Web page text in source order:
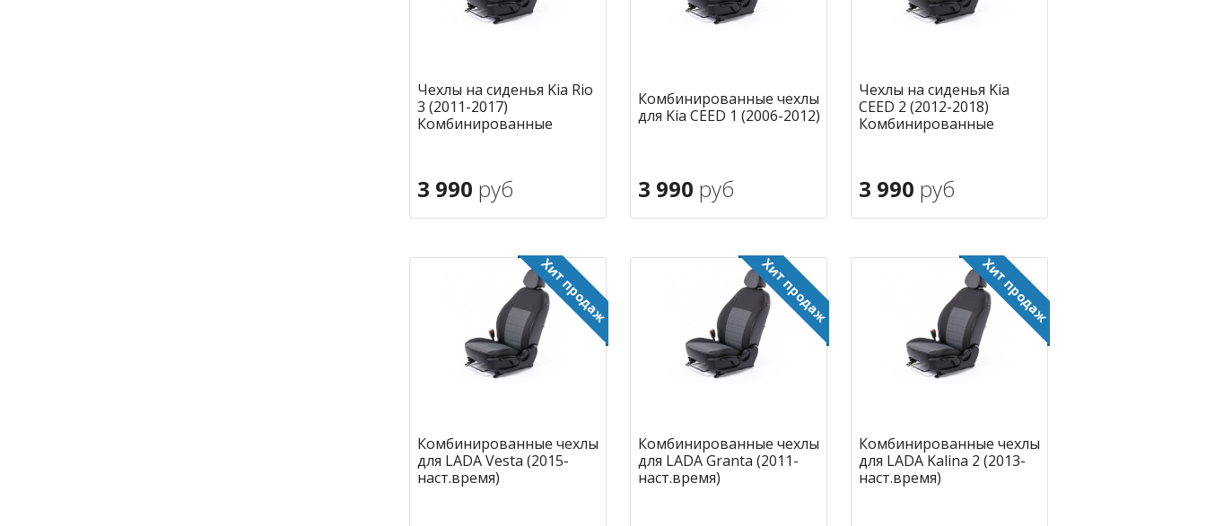
Чехлы на сиденья Kia Rio
3 (2011-2017)
Комбинированные
3 990 руб
Комбинированные чехлы
для Kia CEED 1 (2006-2012)
3 990 руб
Чехлы на сиденья Kia
CEED 2 (2012-2018)
Комбинированные
3 990 руб
Комбинированные чехлы
для LADA Vesta (2015-
наст.время)
Комбинированные чехлы
для LADA Granta (2011-
наст.время)
Комбинированные чехлы
для LADA Kalina 2 (2013-
наст.время)